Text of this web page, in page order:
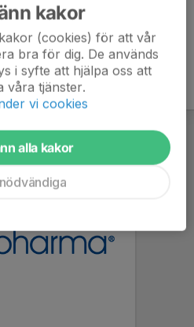
kakor
(cookies) för att vår
bra för dig. De används
i syfte att hjälpa oss att
våra tjänster.
vi cookies
alla kakor